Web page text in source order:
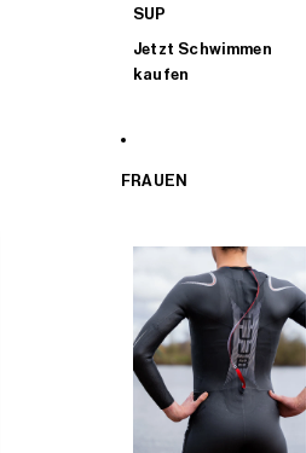
SUP
Jetzt Schwimmen
kaufen
FRAUEN